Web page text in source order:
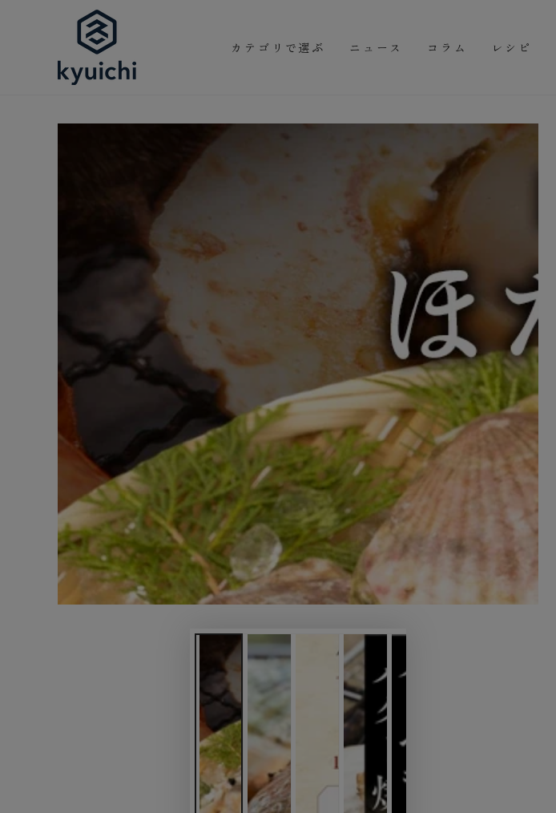
コンテンツにスキッ
カテゴリで選ぶ ニュース コラム レシピ
ー
で
1
デ
ィ
を
開
く